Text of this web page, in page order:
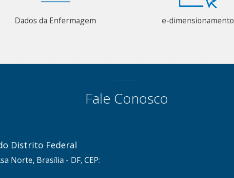
Dados da Enfermagem e-dimensionamento
Fale Conosco
Distrito Federal
Norte, Brasília - DF, CEP: